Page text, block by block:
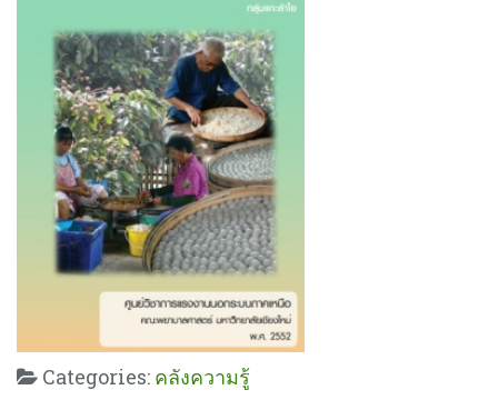
Categories: คลังความรู้